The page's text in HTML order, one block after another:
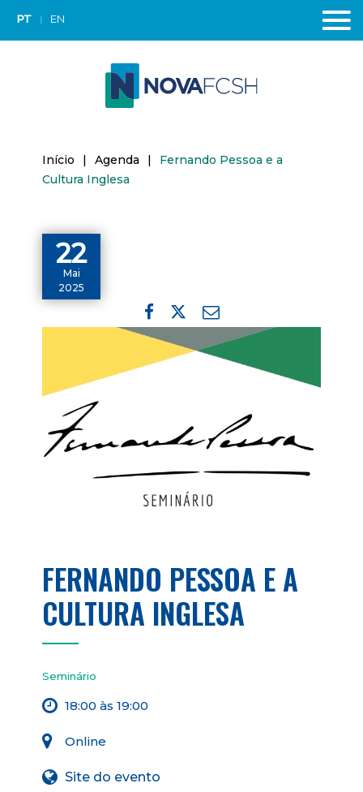
PT EN
Início | Agenda |
Fernando Pessoa e a
Cultura Inglesa
22
Mai
2025
FERNANDO PESSOA E A
CULTURA INGLESA
Seminário
18:00 às 19:00
Online
Site do evento